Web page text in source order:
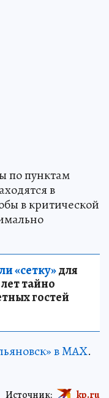
по пунктам
в
в критической
«сетку»для
тайно
гостей
в MAX.
Источник: kp.ru